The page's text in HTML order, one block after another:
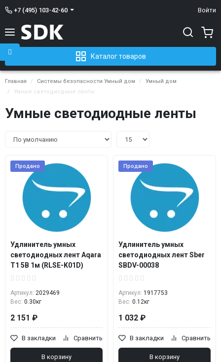
+7 (495) 103-42-60 Войти
Каталог товаров
Главная Системы безопасности Умный дом
Умный дом
Умные светодиодные ленты
Умные светодиодные ленты
Продано
Удлинитель умных
светодиодных лент Aqara
T1 5В 1м (RLSE-K01D)
Артикул: 2029469
Вес: 0.30кг
2 151 ₽
В закладки Сравнить
В корзину
Продано
Удлинитель умных
светодиодных лент Sber
SBDV-00038
Артикул: 1917753
Вес: 0.12кг
1 032 ₽
В закладки Сравнить
В корзину